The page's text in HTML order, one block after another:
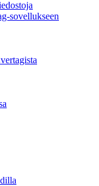
sovellukseen